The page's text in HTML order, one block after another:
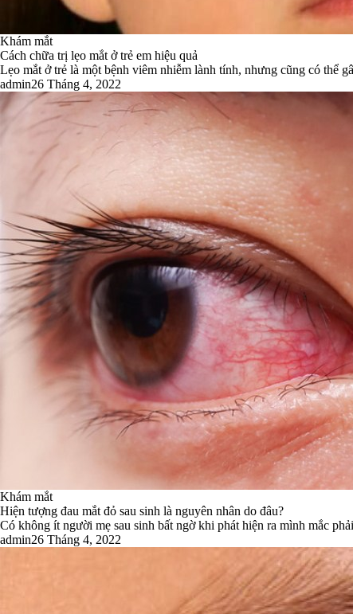
Khám mắt
Cách chữa trị lẹo mắt ở trẻ em hiệu quả
Lẹo mắt ở trẻ là một bệnh viêm nhiễm lành tính, nhưng cũng có thể
admin26 Tháng 4, 2022
Khám mắt
Hiện tượng đau mắt đỏ sau sinh là nguyên nhân do đâu?
Có không ít người mẹ sau sinh bất ngờ khi phát hiện ra mình mắc
admin26 Tháng 4, 2022